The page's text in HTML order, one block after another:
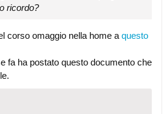
ricordo?
corso omaggio nella home a questo
fa ha postato questo documento che